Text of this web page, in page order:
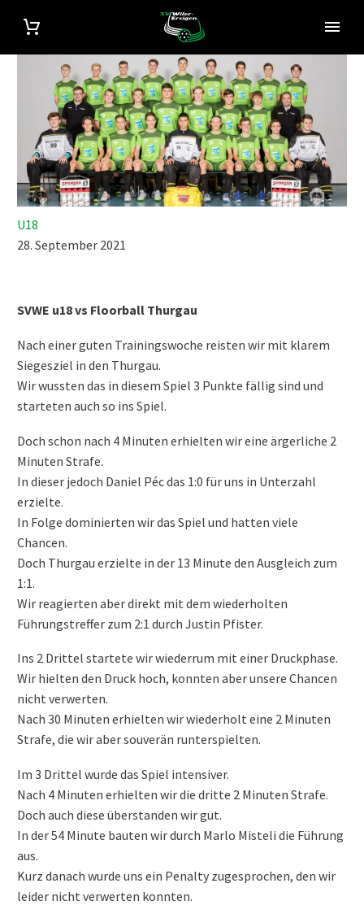
U18
28. September 2021
SVWE u18 vs Floorball Thurgau
Nach einer guten Trainingswoche reisten wir mit klarem
Siegesziel in den Thurgau.
Wir wussten das in diesem Spiel 3 Punkte fällig sind und
starteten auch so ins Spiel.
Doch schon nach 4 Minuten erhielten wir eine ärgerliche 2
Minuten Strafe.
In dieser jedoch Daniel Péc das 1:0 für uns in Unterzahl
erzielte.
In Folge dominierten wir das Spiel und hatten viele
Chancen.
Doch Thurgau erzielte in der 13 Minute den Ausgleich zum
1:1.
Wir reagierten aber direkt mit dem wiederholten
Führungstreffer zum 2:1 durch Justin Pfister.
Ins 2 Drittel startete wir wiederrum mit einer Druckphase.
Wir hielten den Druck hoch, konnten aber unsere Chancen
nicht verwerten.
Nach 30 Minuten erhielten wir wiederholt eine 2 Minuten
Strafe, die wir aber souverän runterspielten.
Im 3 Drittel wurde das Spiel intensiver.
Nach 4 Minuten erhielten wir die dritte 2 Minuten Strafe.
Doch auch diese überstanden wir gut.
In der 54 Minute bauten wir durch Marlo Misteli die Führung
aus.
Kurz danach wurde uns ein Penalty zugesprochen, den wir
leider nicht verwerten konnten.